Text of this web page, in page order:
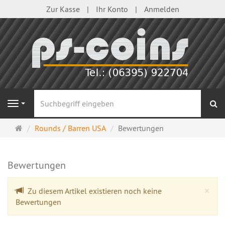
Zur Kasse Ihr Konto Anmelden
Navigation
Startseite
Rounds / Barren USA Bewertungen
Bewertungen
×
Zu diesem Artikel existieren noch keine
Bewertungen